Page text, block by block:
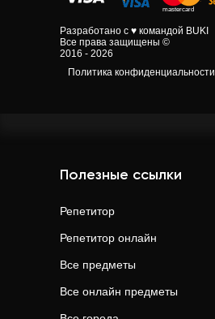
Разработано с ♥ командой BUKI
Все права защищены ©
2016 - 2026
Политика конфиденциальности
Полезные ссылки
Репетитор
Репетитор онлайн
Все предметы
Все онлайн предметы